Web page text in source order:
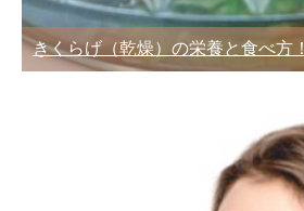
きくらげ（乾燥）の栄養と食べ方！